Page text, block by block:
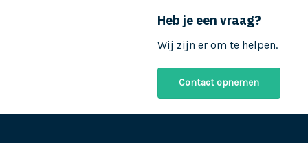
Heb je een vraag?
Wij zijn er om te helpen.
Contact opnemen